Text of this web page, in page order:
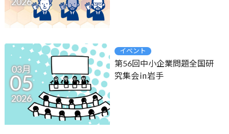
2026
03月
05
2026
イベント
第56回中小企業問題全国研
究集会㏌岩手